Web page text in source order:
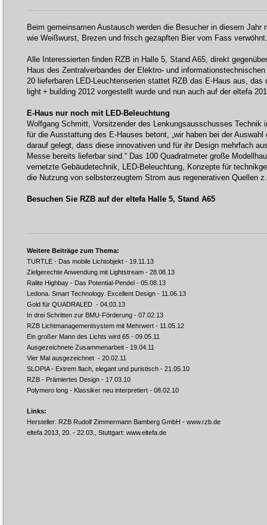
Beim gemeinsamen Austausch werden die Besucher in diesem Jahr
wie Weißwurst, Brezen und frisch gezapften Bier vom Fass verwöhnt.
Alle Interessierten finden RZB in Halle 5, Stand A65, direkt
Haus des Zentralverbandes der Elektro- und
20 lieferbaren LED-Leuchtenserien stattet RZB das E-Haus aus,
light + building 2012 vorgestellt wurde und nun auch auf der eltefa
E-Haus nur noch mit LED-Beleuchtung
Wolfgang Schmitt, Vorsitzender des Lenkungsausschusses Technik
für die Ausstattung des E-Hauses betont, „wir haben bei der
darauf gelegt, dass diese innovativen und für ihr Design mehrfach
Messe bereits lieferbar sind.“ Das 100 Quadratmeter große
vernetzte Gebäudetechnik, LED-Beleuchtung, Konzepte für
die Nutzung von selbsterzeugtem Strom aus regenerativen Quellen
Besuchen Sie RZB auf der eltefa Halle 5, Stand A65
Weitere Beiträge zum Thema:
TURTLE - Das mobile Lichtobjekt - 19.11.13
Zielgerechte Anwendung mit Lightstream - 28.08.13
Ralite Highbay - Das Potential-Pendel - 05.08.13
Ledona. Smart Technology. Excellent Design - 11.06.13
Gold für QUADRALED - 04.03.13
In drei Schritten zur BMU-Förderung - 07.02.13
RZB Lichtmanagementsystem mit Mehrwert - 11.05.12
Ein großer Mann des Lichts wird 65 - 09.05.11
Ausgezeichnete Zusammenarbeit - 19.04.11
Vier Mal ausgezeichnet - 20.02.11
SLOPIA - Extrem flach, elegant und puristisch - 21.05.10
RZB - Prämiertes Design - 17.03.10
Polymero long - Klassiker neu interpretiert - 08.02.10
Links:
Hersteller: RZB Rudolf Zimmermann Bamberg GmbH - www.rzb.de
eltefa 2013, 20. - 22.03., Stuttgart: www.eltefa.de